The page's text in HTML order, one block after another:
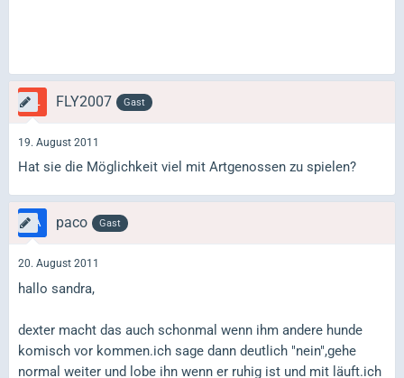
FLY2007 Gast
19. August 2011
Hat sie die Möglichkeit viel mit Artgenossen zu spielen?
paco Gast
20. August 2011
hallo sandra,
dexter macht das auch schonmal wenn ihm andere hunde
komisch vor kommen.ich sage dann deutlich "nein",gehe
normal weiter und lobe ihn wenn er ruhig ist und mit läuft.ich